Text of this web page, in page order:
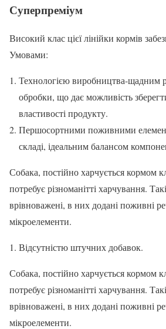
Суперпреміум
Високий клас цієї лінійки кормів
Умовами:
Технологією виробництва-щадним
обробки, що дає можливість
властивості продукту.
Першосортними поживними
складі, ідеальним балансом
Собака, постійно харчується кормом
потребує різноманітті харчування.
врівноважені, в них додані поживні
мікроелементи.
Відсутністю штучних добавок.
Собака, постійно харчується кормом
потребує різноманітті харчування.
врівноважені, в них додані поживні
мікроелементи.